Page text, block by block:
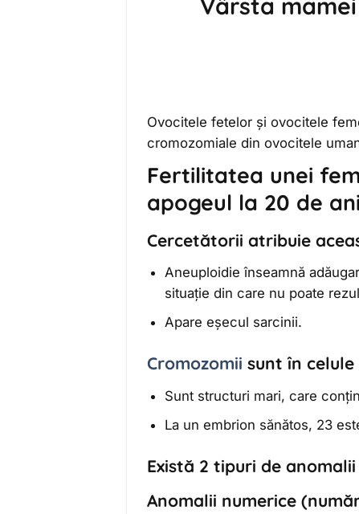
Ovocitele fetelor și ovocitele
cromozomiale din ovocitele
Fertilitatea unei
apogeul la 20 de
Cercetătorii atribuie
Aneuploidie înseamnă
situație din care nu poate
Apare eșecul sarcinii.
Cromozomii sunt în
Sunt structuri mari, care
La un embrion sănătos, 23
Există 2 tipuri de
Anomalii numerice